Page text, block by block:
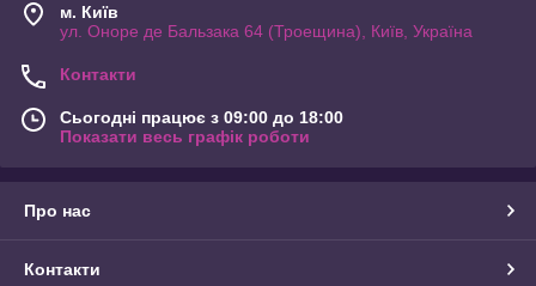
м. Київ
ул. Оноре де Бальзака 64 (Троещина), Київ, Україна
Контакти
Сьогодні працює з 09:00 до 18:00
Показати весь графік роботи
Про нас
Контакти